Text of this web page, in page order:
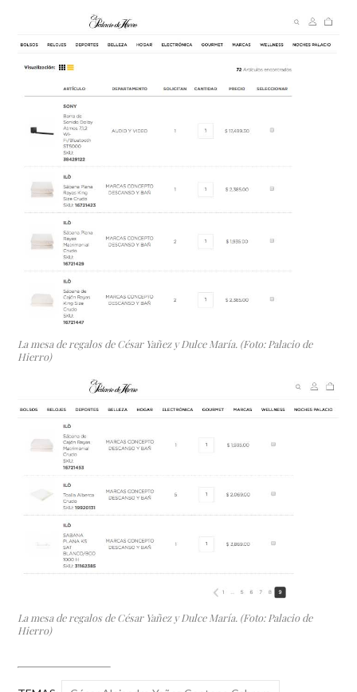
La mesa de regalos de César Yañez y Dulce María. (Foto: Palacio de
Hierro)
La mesa de regalos de César Yañez y Dulce María. (Foto: Palacio de
Hierro)